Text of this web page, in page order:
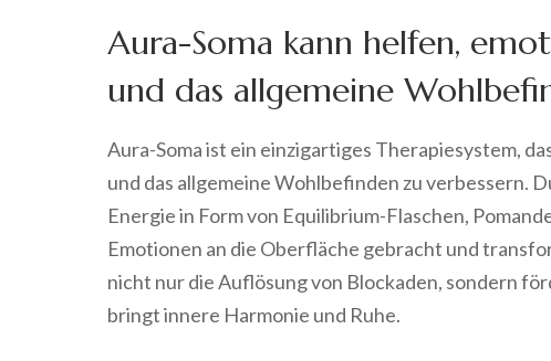
Aura-Soma kann helfen,
und das allgemeine
Aura-Soma ist ein einzigartiges Therapiesystem,
und das allgemeine Wohlbefinden zu verbessern.
Energie in Form von Equilibrium-Flaschen,
Emotionen an die Oberfläche gebracht und
nicht nur die Auflösung von Blockaden, sondern
bringt innere Harmonie und Ruhe.